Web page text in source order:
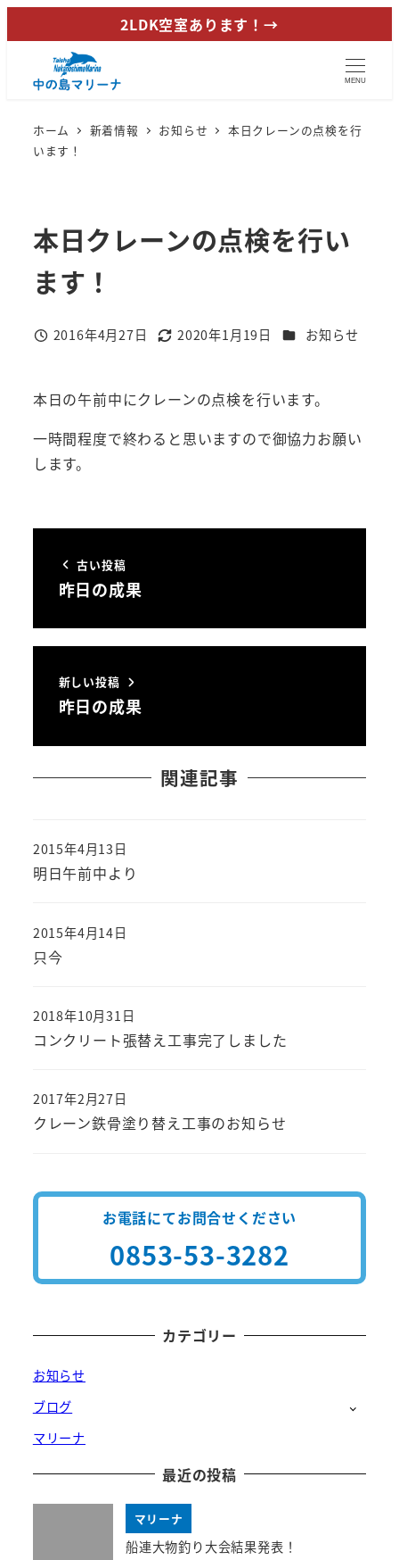
イ
2LDK空室あります！→
MENU
ホーム 新着情報 お知らせ
本日クレーンの点検を行
います！
本日クレーンの点検を行い
ます！
投稿日
2016年4月27日
更新日
2020年1月19日 カテゴリー
お知らせ
本日の午前中にクレーンの点検を行います。
一時間程度で終わると思いますので御協力お願い
します。
古い投稿
昨日の成果
新しい投稿
昨日の成果
関連記事
明日午前中より
投稿日
2015年4月13日
只今
投稿日
2015年4月14日
コンクリート張替え工事完了しました
投稿日
2018年10月31日
クレーン鉄骨塗り替え工事のお知らせ
投稿日
2017年2月27日
お電話にてお問合せください
0853-53-3282
カテゴリー
お知らせ
ブログ
マリーナ
最近の投稿
マリーナ
船連大物釣り大会結果発表！